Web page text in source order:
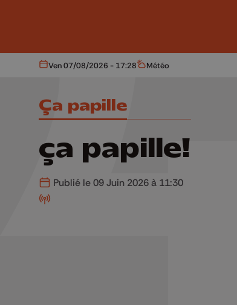
Aujourd'hui
Ven 07/08/2026 - 17:28 Météo
Météo
Ça papille
ça papille!
Publié le 09 Juin 2026 à 11:30